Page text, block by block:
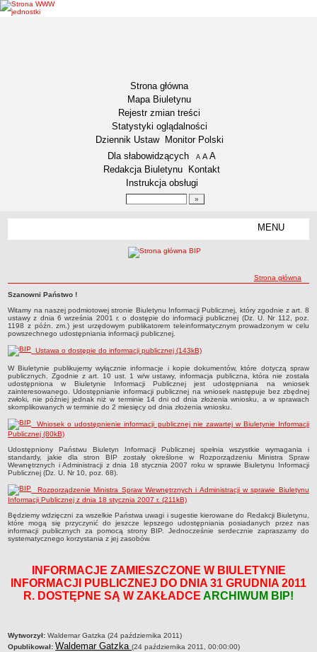
Strona główna
Mapa Biuletynu
Rejestr zmian treści
Statystyki oglądalności
Dziennik Ustaw
Monitor Polski
Menu dodatkowe
Dla słabowidzących A pomniejsz czcionkę
A standardowy rozmiar czcionki
A
Redakcja Biuletynu
Kontakt
Instrukcja obsługi
MENU
Zadania publiczne
Związki i stowarzyszenia
Sołectwa
Współpraca zagraniczna
Strategia rozwoju Gminy
AKTUALNOŚCI I OBWIESZCZENIA
Aktualności
Obwieszczenia, ogłoszenia i komunikaty
KOMUNIKATY
Drogi
Energia elektryczna
Meteorologiczne
Rozkłady jazdy autobusów
Wodociągi - ocena jakości wody
KONKURSY
URZĄD MIEJSKI
Dane adresowe
Burmistrz Lubniewic
Sekretarz Gminy
ścieżka nawigacji
Strona główna
Strona główna
Szanowni Państwo !
Witamy na naszej podmiotowej stronie Biuletynu Informacji Publicznej, który zgodnie z art. 8
ustawy z dnia 6 września 2001 r. o dostępie do informacji publicznej (Dz. U. Nr 112, poz.
1198 z późn. zm.) jest urzędowym publikatorem teleinformatycznym prowadzonym w celu
powszechnego udostępniania informacji publicznej.
Ustawa o dostępie do informacji publicznej (143kB)
W Biuletynie publikujemy wyłącznie informacje i kopie dokumentów, które dotyczą spraw
publicznych. Zgodnie z art. 10 ust. 1 w/w ustawy, informacja publiczna, która nie została
udostępniona w Biuletynie Informacji Publicznej jest udostępniana na wniosek
zainteresowanego. Udostępnianie informacji publicznej na wniosek następuje bez zbędnej
zwłoki, nie później jednak niż w terminie 14 dni od dnia złożenia wniosku, a w sprawach
skomplikowanych w terminie do 2 miesięcy od dnia złożenia wniosku.
Wniosek o udostępnienie informacji publicznej nie zawartej w Biuletynie Informacji
Publicznej (80kB)
Udostępniony Państwu Biuletyn Informacji Publicznej spełnia wszystkie wymagania i
standardy, jakie dla stron BIP zostały określone w Rozporządzeniu Ministra Spraw
Wewnętrznych i Administracji z dnia 18 stycznia 2007 roku w sprawie Biuletynu Informacji
Publicznej (Dz. U. Nr 10, poz. 68).
Rozporządzenie Ministra Spraw Wewnętrznych i Administracji w sprawie Biuletynu
Informacji Publicznej z dnia 18 stycznia 2007 r. (211kB)
Będziemy wdzięczni za wszelkie Państwa uwagi i sugestie kierowane do Redakcji Biuletynu,
które mogą się przyczynić do jeszcze lepszego udostępniania posiadanych przez nas
informacji publicznych za pomocą strony BIP. Jednocześnie serdecznie zapraszamy do
systematycznego korzystania z jej zasobów.
INFORMACJE ZAMIESZCZONE W BIULETYNIE
INFORMACJI PUBLICZNEJ DO DNIA 31 GRUDNIA 2011
R. DOSTĘPNE SĄ W ZAKŁADCE ARCHIWUM BIP!
metryczka
Wytworzył: Waldemar Gatzka (24 października 2011)
Opublikował: Waldemar Gatzka(24 października 2011, 00:00:00)